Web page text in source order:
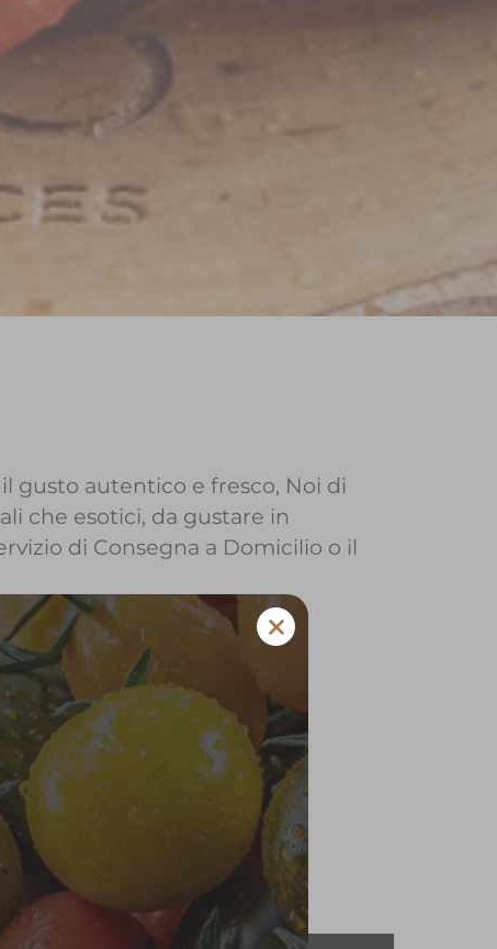
gusto autentico e fresco, Noi di
che esotici, da gustare in
di Consegna a Domicilio o il
Corteno Golgi
verdura